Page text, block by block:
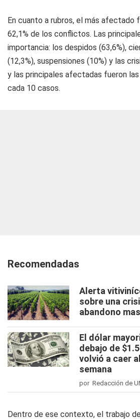
En cuanto a rubros, el más afectado
62,1% de los conflictos. Las
importancia: los despidos (63,6%),
(12,3%), suspensiones (10%) y las
y las principales afectadas fueron
cada 10 casos.
Recomendadas
Alerta
sobre una
abandono
El dólar
debajo de
volvió a caer
semana
por Redacción de
Dentro de ese contexto, el trabajo